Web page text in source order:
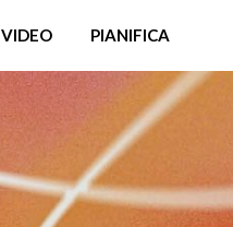
VIDEO PIANIFICA